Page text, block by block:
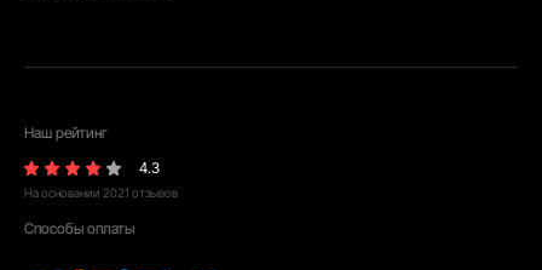
Наш рейтинг
4.3
На основании 2021 отзывов
Способы оплаты